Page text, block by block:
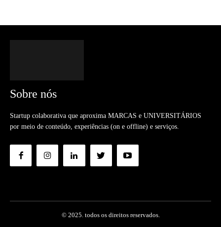
Sobre nós
Startup colaborativa que aproxima MARCAS e UNIVERSITÁRIOS
por meio de conteúdo, experiências (on e offline) e serviços.
© 2025. todos os direitos reservados.